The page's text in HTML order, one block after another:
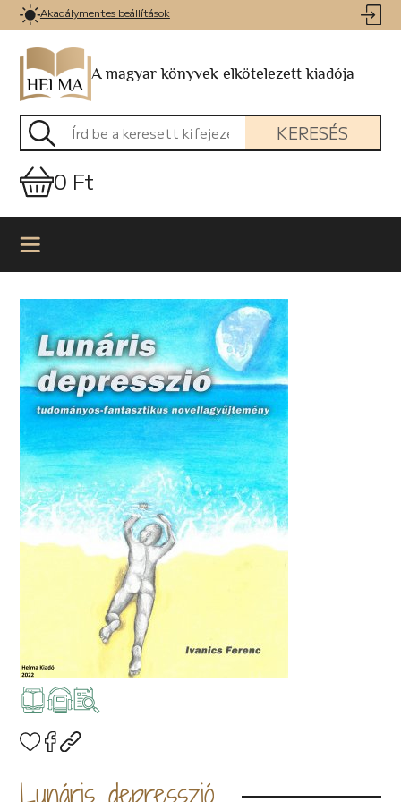
Akadálymentes beállítások
A magyar könyvek elkötelezett kiadója
KERESÉS
0 Ft
Lunáris depresszió